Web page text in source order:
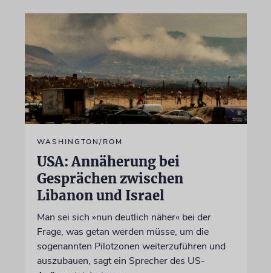
WASHINGTON/ROM
USA: Annäherung bei
Gesprächen zwischen
Libanon und Israel
Man sei sich »nun deutlich näher« bei der
Frage, was getan werden müsse, um die
sogenannten Pilotzonen weiterzuführen und
auszubauen, sagt ein Sprecher des US-